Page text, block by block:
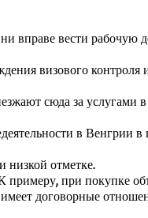
вести рабочую
визового контроля
сюда за услугами
в Венгрии в
низкой отметке.
примеру, при покупке
договорные